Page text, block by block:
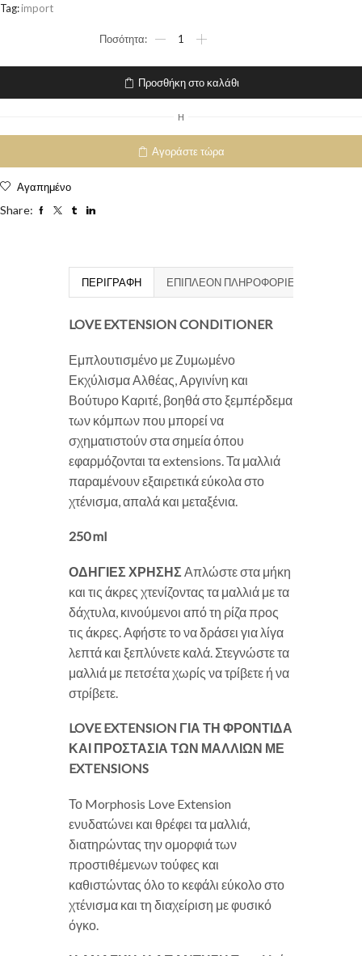
Tag:import
Προσθήκη στο καλάθι
H
Αγοράστε τώρα
Αγαπημένο
Share:
ΠΕΡΙΓΡΑΦΉ ΕΠΙΠΛΈΟΝ ΠΛΗΡΟΦΟΡΊΕΣ
LOVE EXTENSION CONDITIONER
Εμπλουτισμένο με Ζυμωμένο
Εκχύλισμα Αλθέας, Αργινίνη και
Βούτυρο Καριτέ, βοηθά στο ξεμπέρδεμα
των κόμπων που μπορεί να
σχηματιστούν στα σημεία όπου
εφαρμόζονται τα extensions. Τα μαλλιά
παραμένουν εξαιρετικά εύκολα στο
χτένισμα, απαλά και μεταξένια.
250 ml
ΟΔΗΓΙΕΣ ΧΡΗΣΗΣ Απλώστε στα μήκη
και τις άκρες χτενίζοντας τα μαλλιά με τα
δάχτυλα, κινούμενοι από τη ρίζα προς
τις άκρες. Αφήστε το να δράσει για λίγα
λεπτά και ξεπλύνετε καλά. Στεγνώστε τα
μαλλιά με πετσέτα χωρίς να τρίβετε ή να
στρίβετε.
LOVE EXTENSION ΓΙΑ ΤΗ ΦΡΟΝΤΙΔΑ
ΚΑΙ ΠΡΟΣΤΑΣΙΑ ΤΩΝ ΜΑΛΛΙΩΝ ΜΕ
EXTENSIONS
Το Morphosis Love Extension
ενυδατώνει και θρέφει τα μαλλιά,
διατηρώντας την ομορφιά των
προστιθέμενων τούφες και
καθιστώντας όλο το κεφάλι εύκολο στο
χτένισμα και τη διαχείριση με φυσικό
όγκο.